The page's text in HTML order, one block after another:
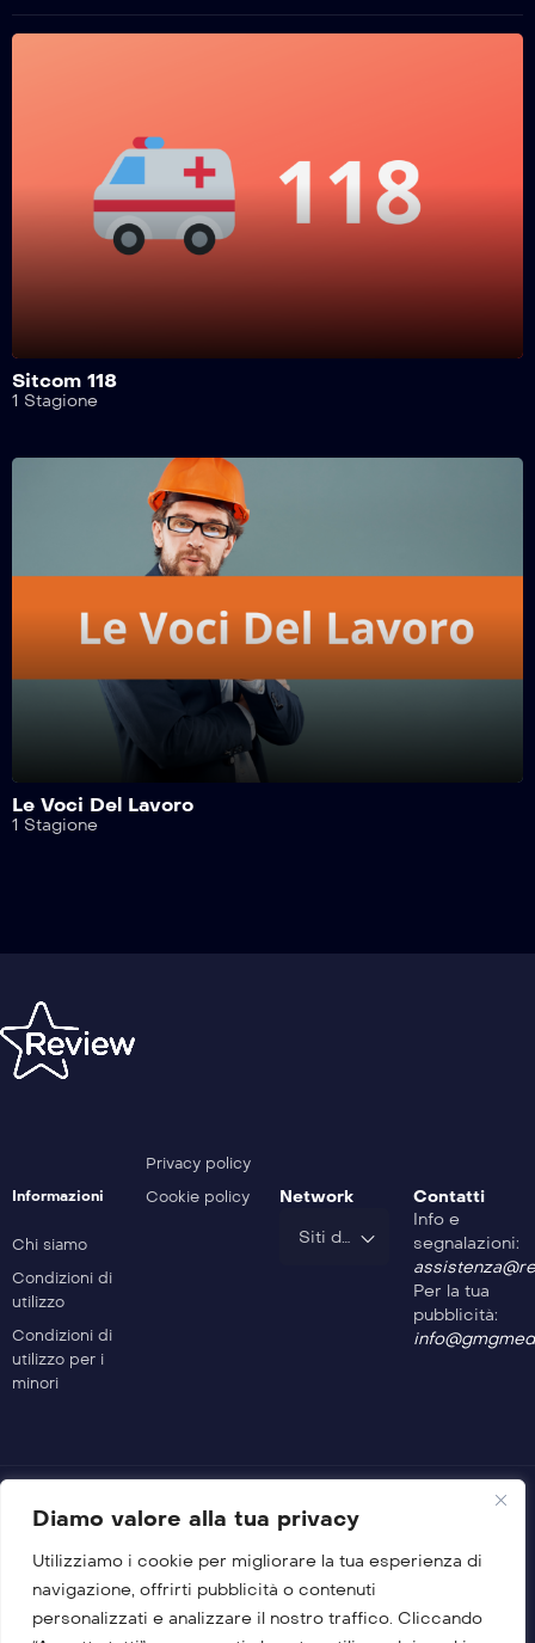
Diamo valore alla tua privacy
Utilizziamo i cookie per migliorare la tua esperienza di
navigazione, offrirti pubblicità o contenuti
personalizzati e analizzare il nostro traffico. Cliccando
Work In Progress – 7^ Puntata
Work In Progress 7 – 5^ Puntata
Work In Progress 7 – 3^ Puntata
Work In Progress 7 – 1^ Puntata
Sitcom 118
1 Stagione
Le Voci Del Lavoro
1 Stagione
Informazioni
Chi siamo
Condizioni di
utilizzo
Condizioni di
utilizzo per i
minori
Privacy policy
Cookie policy
Network
Siti del Gruppo
Contatti
Info e
segnalazioni:
Per la tua
pubblicità:
© 2026 GMG Media Company Di Mossutti Gianluca
Sede legale: Corso Umberto Maddalena 25 – Cap 83030 –
Venticano (AV)